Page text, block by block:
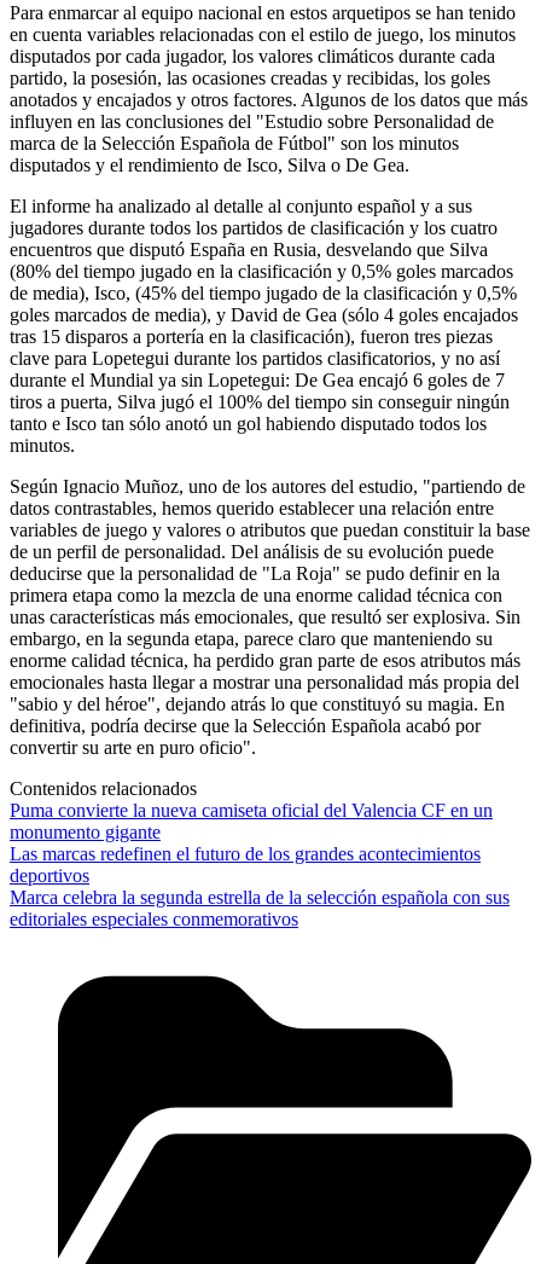
Para enmarcar al equipo nacional en estos arquetipos se han tenido
en cuenta variables relacionadas con el estilo de juego, los minutos
disputados por cada jugador, los valores climáticos durante cada
partido, la posesión, las ocasiones creadas y recibidas, los goles
anotados y encajados y otros factores. Algunos de los datos que más
influyen en las conclusiones del "Estudio sobre Personalidad de
marca de la Selección Española de Fútbol" son los minutos
disputados y el rendimiento de Isco, Silva o De Gea.
El informe ha analizado al detalle al conjunto español y a sus
jugadores durante todos los partidos de clasificación y los cuatro
encuentros que disputó España en Rusia, desvelando que Silva
(80% del tiempo jugado en la clasificación y 0,5% goles marcados
de media), Isco, (45% del tiempo jugado de la clasificación y 0,5%
goles marcados de media), y David de Gea (sólo 4 goles encajados
tras 15 disparos a portería en la clasificación), fueron tres piezas
clave para Lopetegui durante los partidos clasificatorios, y no así
durante el Mundial ya sin Lopetegui: De Gea encajó 6 goles de 7
tiros a puerta, Silva jugó el 100% del tiempo sin conseguir ningún
tanto e Isco tan sólo anotó un gol habiendo disputado todos los
minutos.
Según Ignacio Muñoz, uno de los autores del estudio, "partiendo de
datos contrastables, hemos querido establecer una relación entre
variables de juego y valores o atributos que puedan constituir la base
de un perfil de personalidad. Del análisis de su evolución puede
deducirse que la personalidad de "La Roja" se pudo definir en la
primera etapa como la mezcla de una enorme calidad técnica con
unas características más emocionales, que resultó ser explosiva. Sin
embargo, en la segunda etapa, parece claro que manteniendo su
enorme calidad técnica, ha perdido gran parte de esos atributos más
emocionales hasta llegar a mostrar una personalidad más propia del
"sabio y del héroe", dejando atrás lo que constituyó su magia. En
definitiva, podría decirse que la Selección Española acabó por
convertir su arte en puro oficio".
Contenidos relacionados
Puma convierte la nueva camiseta oficial del Valencia CF en un
monumento gigante
Las marcas redefinen el futuro de los grandes acontecimientos
deportivos
Marca celebra la segunda estrella de la selección española con sus
editoriales especiales conmemorativos